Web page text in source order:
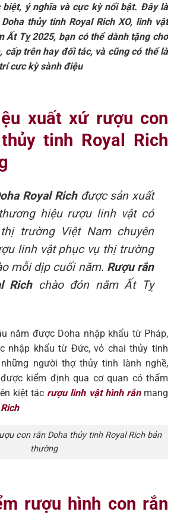
ý nghĩa và cực kỳ nổi bật. Đây là
thủy tinh Royal Rich XO, linh vật
Ất Tỵ 2025, bạn có thể dành tặng cho
cấp trên hay đối tác, và cũng có thể là
cưc kỳ sành điệu
xuất xứ rượu con
tinh Royal Rich
Royal Richđược sản xuất
hiệu rượu linh vật có
trường Việt Nam chuyên
linh vật phục vụ thị trường
mỗi dịp cuối năm. Rượu rắn
Richchào đón năm Ất Tỵ
năm được Doha nhập khẩu từ Pháp,
nhập khẩu từ Đức, vỏ chai thủy tinh
người thợ thủy tinh lành nghề,
kiểm định qua cơ quan có thẩm
kiệt tác rượu linh vật hình rắn mang
con rắn Doha thủy tinh Royal Rich bản
thường
rượu hình con rắn